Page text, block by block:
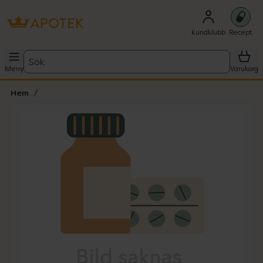
Kundklubb Recept
Meny
Sök
Varukorg
Hem
Lista: . Innehåller 1 objekt.